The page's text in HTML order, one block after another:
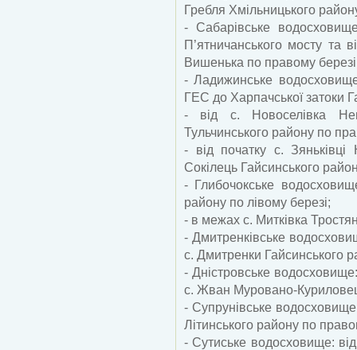
Гребля Хмільницького
- Сабарівське
П’ятничанського мосту та
Вишенька по правому
- Ладижинське
ГЕС до Харпачської затоки
- від с. Новоселівка
Тульчинського району по
- від початку с.
Сокілець Гайсинського
- Глибочокське
району по лівому березі;
- в межах с. Митківка
- Дмитренківське
с. Дмитренки Гайсинського
- Дністровське
с. Жван Муровано-
- Супрунівське
Літинського району по
- Сутиське водосховище: